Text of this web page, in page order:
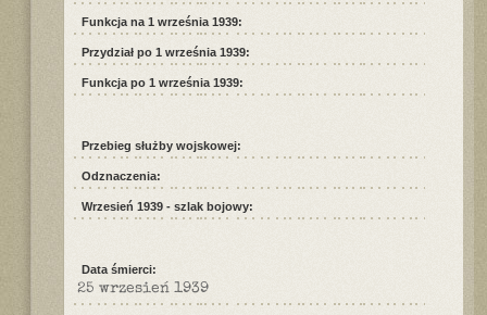
Funkcja na 1 września 1939:
Przydział po 1 września 1939:
Funkcja po 1 września 1939:
Przebieg służby wojskowej:
Odznaczenia:
Wrzesień 1939 - szlak bojowy:
Data śmierci:
25 wrzesień 1939